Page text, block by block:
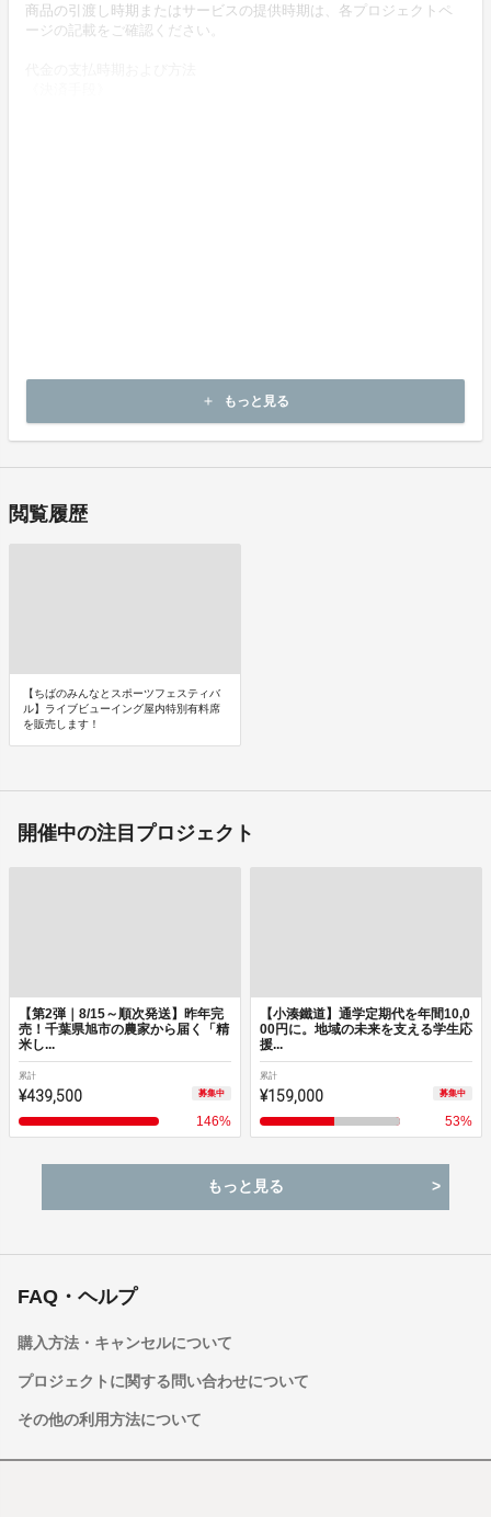
商品の引渡し時期またはサービスの提供時期は、各プロジェクトペ
ージの記載をご確認ください。
支援後のキャンセルは原則として受付できません。ご了承の上、ご
add もっと見る
閲覧履歴
【ちばのみんなとスポーツフェスティバ
ル】ライブビューイング屋内特別有料席
を販売します！
開催中の注目プロジェクト
【第2弾｜8/15～順次発送】昨年完
売！千葉県旭市の農家から届く「精
米し...
累計
¥439,500 募集中
146%
【小湊鐵道】通学定期代を年間10,0
00円に。地域の未来を支える学生応
援...
累計
¥159,000 募集中
53%
もっと見る
FAQ・ヘルプ
購入方法・キャンセルについて
プロジェクトに関する問い合わせについて
その他の利用方法について